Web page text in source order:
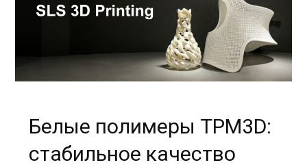
Белые полимеры TPM3D:
стабильное качество